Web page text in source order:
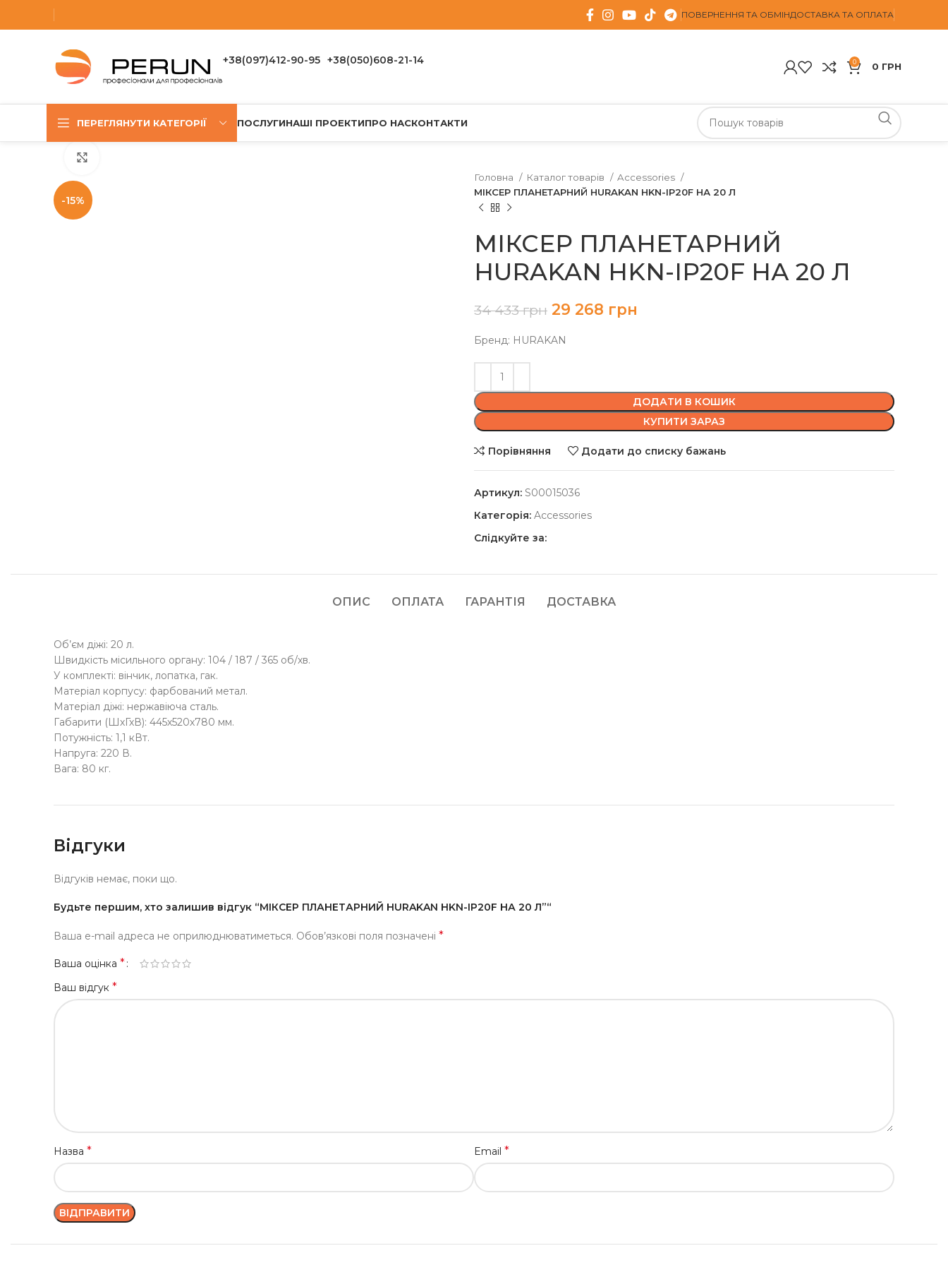
ПОВЕРНЕННЯ ТА ОБМІНДОСТАВКА ТА ОПЛАТА
+38(097)412-90-95 +38(050)608-21-14 0 0 ГРН
ПЕРЕГЛЯНУТИ КАТЕГОРІЇ ПОСЛУГИНАШІ ПРОЕКТИПРО НАСКОНТАКТИ
-15%
Головна Каталог товарів
Accessories
МІКСЕР ПЛАНЕТАРНИЙ HURAKAN HKN-IP20F НА 20 Л
МІКСЕР ПЛАНЕТАРНИЙ
HURAKAN HKN-IP20F НА 20 Л
34 433грн 29 268 грн
Бренд: HURAKAN
ДОДАТИ В КОШИК
КУПИТИ ЗАРАЗ
Порівняння Додати до списку бажань
Артикул: S00015036
Категорія: Accessories
Слідкуйте за:
ОПИС ОПЛАТА ГАРАНТІЯ ДОСТАВКА
Об’єм діжі: 20 л.
Швидкість місильного органу: 104 / 187 / 365 об/хв.
У комплекті: вінчик, лопатка, гак.
Матеріал корпусу: фарбований метал.
Матеріал діжі: нержавіюча сталь.
Габарити (ШхГхВ): 445х520х780 мм.
Потужність: 1,1 кВт.
Напруга: 220 В.
Вага: 80 кг.
Відгуки
Відгуків немає, поки що.
Будьте першим, хто залишив відгук “МІКСЕР ПЛАНЕТАРНИЙ HURAKAN HKN-IP20F НА 20 Л”“
Ваша e-mail адреса не оприлюднюватиметься. Обов’язкові поля позначені *
Ваша оцінка *
Ваш відгук *
Назва * Email *